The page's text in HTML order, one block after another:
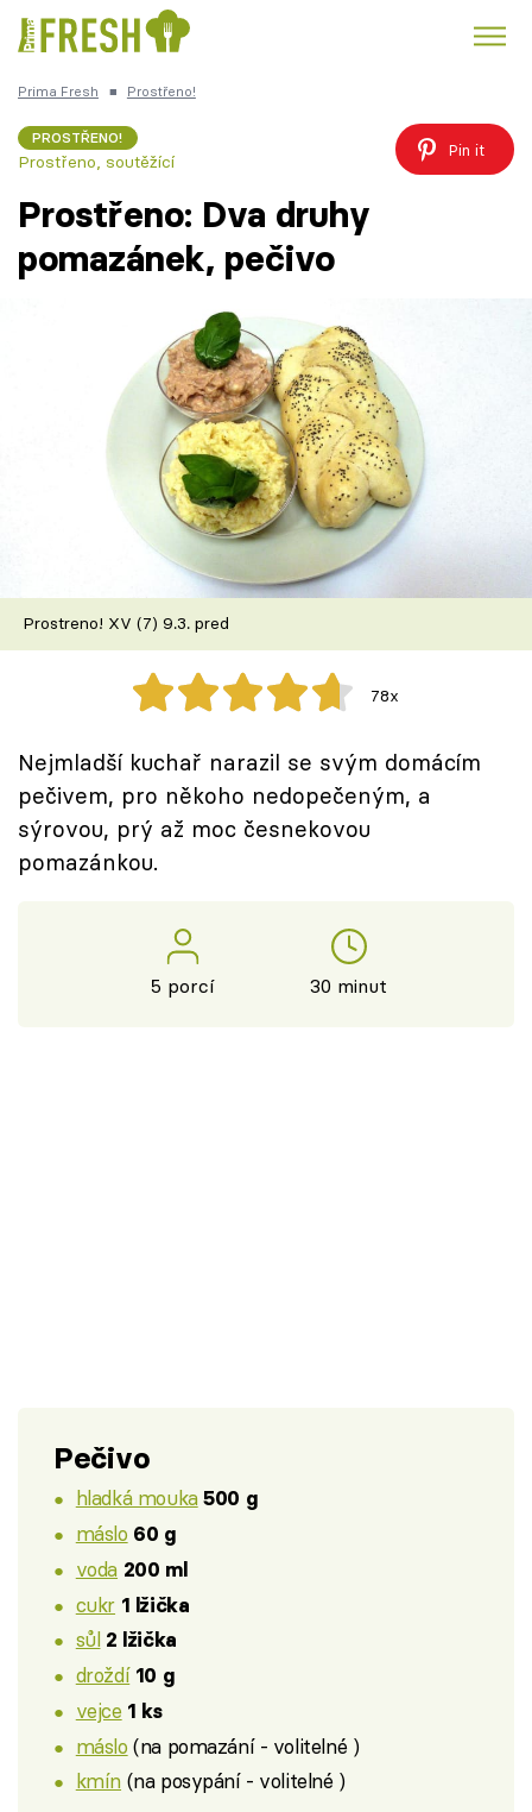
Česká kuchyně
Recepty
Články
TV Program
Škola vaření
Recepty z TV
Speciál: Cuketa
Sledujte prima+
Přihlášení
Prima Fresh ■ Prostřeno!
PROSTŘENO!
Prostřeno, soutěžící
Pin it
Prostřeno: Dva druhy
pomazánek, pečivo
Prostreno! XV (7) 9.3. pred
78x
Nejmladší kuchař narazil se svým domácím
pečivem, pro někoho nedopečeným, a
sýrovou, prý až moc česnekovou
pomazánkou.
5 porcí 30 minut
Pečivo
hladká mouka 500 g
máslo 60 g
voda 200 ml
cukr 1 lžička
sůl 2 lžička
droždí 10 g
vejce 1 ks
máslo (na pomazání - volitelné )
kmín (na posypání - volitelné )